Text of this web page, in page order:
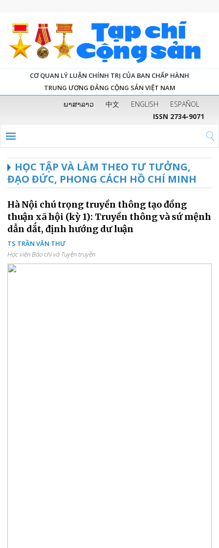
CƠ QUAN LÝ LUẬN CHÍNH TRỊ CỦA BAN CHẤP HÀNH
TRUNG ƯƠNG ĐẢNG CỘNG SẢN VIỆT NAM
ພາສາລາວ 中文 ENGLISH
ESPAÑOL
ISSN 2734-9071
HỌC TẬP VÀ LÀM THEO TƯ TƯỞNG,
ĐẠO ĐỨC, PHONG CÁCH HỒ CHÍ MINH
Hà Nội chú trọng truyền thông tạo đồng
thuận xã hội (kỳ 1): Truyền thông và sứ mệnh
dẫn dắt, định hướng dư luận
TS TRẦN VĂN THƯ
Học viện Báo chí và Tuyên truyền